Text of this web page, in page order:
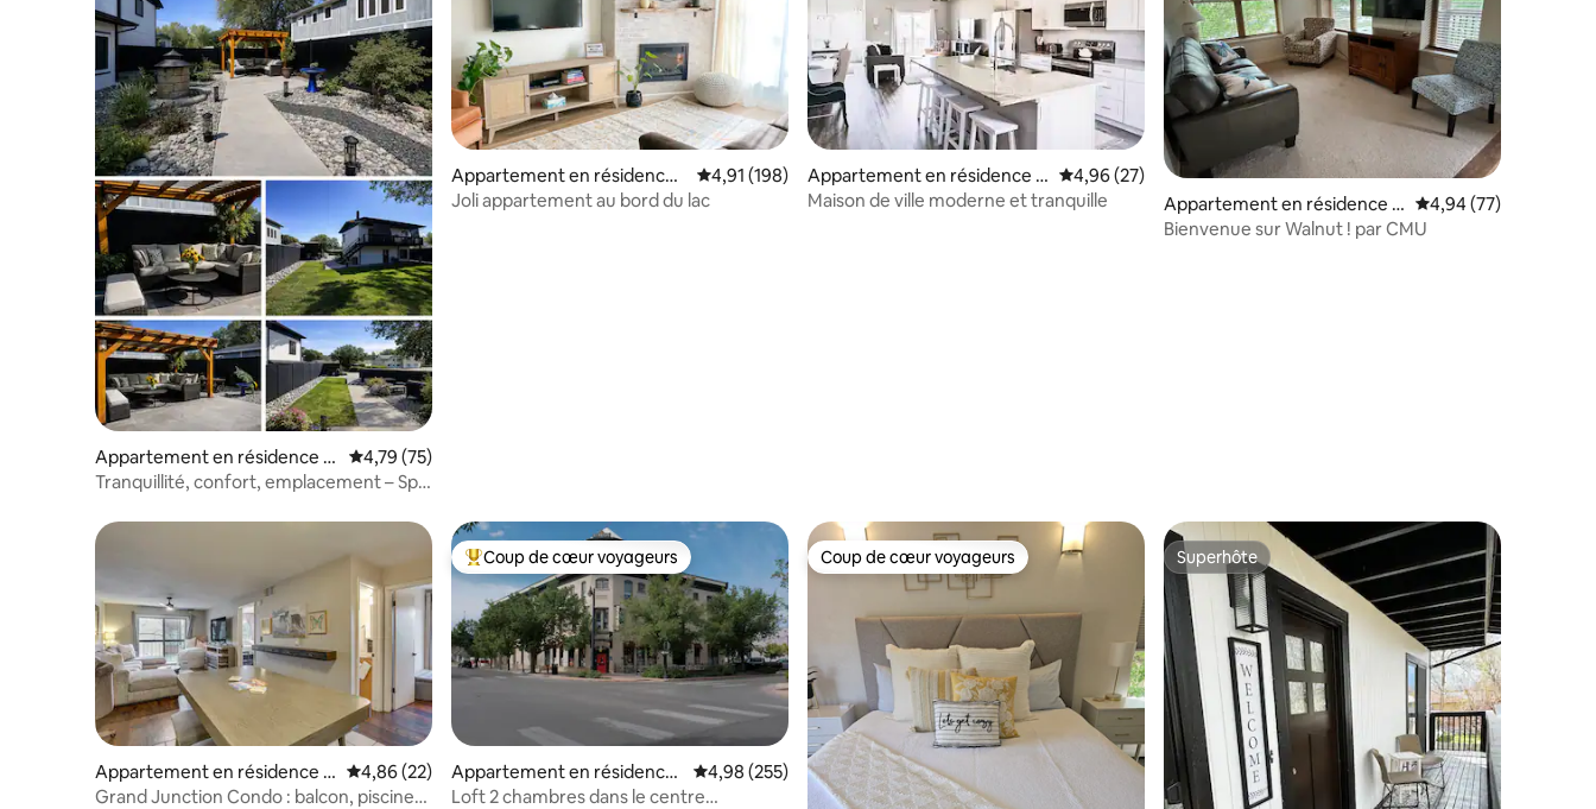
Appartement en résidence ⋅
Grand Junction
Évaluation moyenne sur la base de 75 commentaires : 4,79 sur 5
4,79 (75)
Tranquillité, confort, emplacement – Spa
Appartement en résidence ⋅
Grand Junction
Évaluation moyenne sur la base de 198 commentaires : 4,91 sur 5
4,91 (198)
Joli appartement au bord du lac
Appartement en résidence ⋅
Grand Junction
Évaluation moyenne sur la base de 27 commentaires : 4,96 sur 5
4,96 (27)
Maison de ville moderne et tranquille
Appartement en résidence ⋅
Grand Junction
Évaluation moyenne
4,94 (77)
Bienvenue sur Walnut ! par CMU
Appartement en résidence ⋅
Grand Junction
Évaluation moyenne sur la base de 22 commentaires : 4,86 sur 5
4,86 (22)
Grand Junction Condo : balcon, piscine
Coups de cœur voyageurs les plus appréciés
Coup de cœur voyageurs
Appartement en résidence
⋅ Grand Junction
Évaluation moyenne sur la base de 255 commentaires : 4,98 sur 5
4,98 (255)
Loft 2 chambres dans le centre
Coup de cœur voyageurs
Coup de cœur voyageurs Superhôte
Superhôte